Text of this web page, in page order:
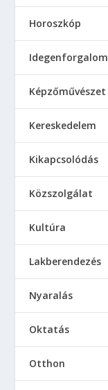
Horoszkóp
Idegenforgalom
Képzőművészet
Kereskedelem
Kikapcsolódás
Közszolgálat
Kultúra
Lakberendezés
Nyaralás
Oktatás
Otthon